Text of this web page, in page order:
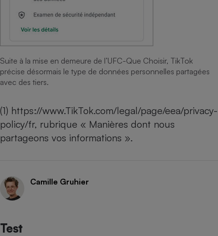
Suite à la mise en demeure de l’UFC-Que Choisir, TikTok
précise désormais le type de données personnelles partagées
avec des tiers.
(1) https://www.TikTok.com/legal/page/eea/privacy-
policy/fr, rubrique « Manières dont nous
partageons vos informations ».
Camille Gruhier
Test